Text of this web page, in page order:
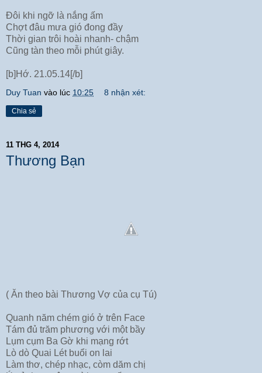
Đôi khi ngỡ là nắng ấm
Chợt đâu mưa gió đong đầy
Thời gian trôi hoài nhanh- chậm
Cũng tàn theo mỗi phút giây.
[b]Hớ. 21.05.14[/b]
Duy Tuan vào lúc 10:25 8 nhận xét:
Chia sẻ
11 THG 4, 2014
Thương Bạn
( Ăn theo bài Thương Vợ của cụ Tú)
Quanh năm chém gió ở trên Face
Tám đủ trăm phương với một bầy
Lụm cụm Ba Gờ khi mạng rớt
Lò dò Quai Lét buổi on lai
Làm thơ, chép nhạc, còm dăm chị